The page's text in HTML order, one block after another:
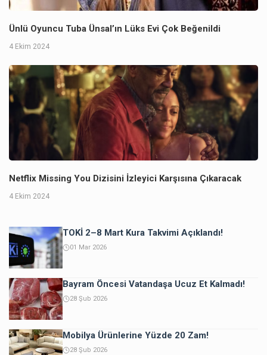
Ünlü Oyuncu Tuba Ünsal’ın Lüks Evi Çok Beğenildi
4 Ekim 2024
Netflix Missing You Dizisini İzleyici Karşısına Çıkaracak
4 Ekim 2024
TOKİ 2–8 Mart Kura Takvimi Açıklandı!
01 Mar 2026
Bayram Öncesi Vatandaşa Ucuz Et Kalmadı!
28 Şub 2026
Mobilya Ürünlerine Yüzde 20 Zam!
28 Şub 2026